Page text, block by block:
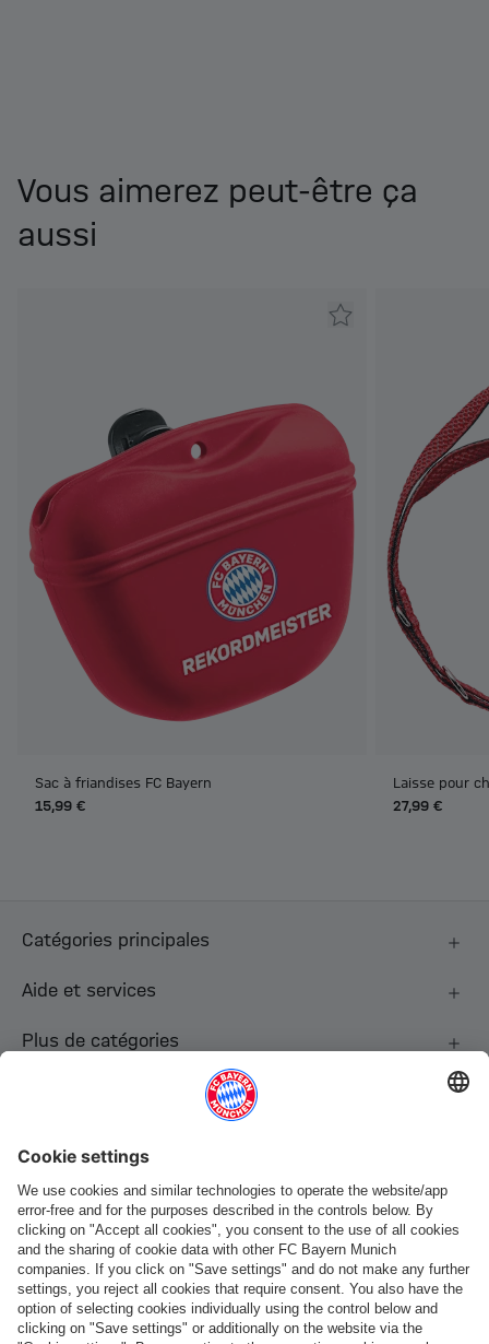
Vous aimerez peut-être ça
aussi
Sac à friandises FC Bayern
15,99 €
Laisse pour
27,99 €
Catégories principales
Aide et services
Plus de catégories
Paiement et livraison